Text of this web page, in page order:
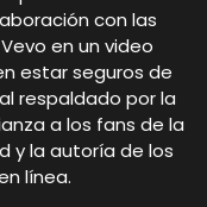
con las
en un video
estar seguros de
respaldado por la
a los fans de la
y la autoría de los
línea.